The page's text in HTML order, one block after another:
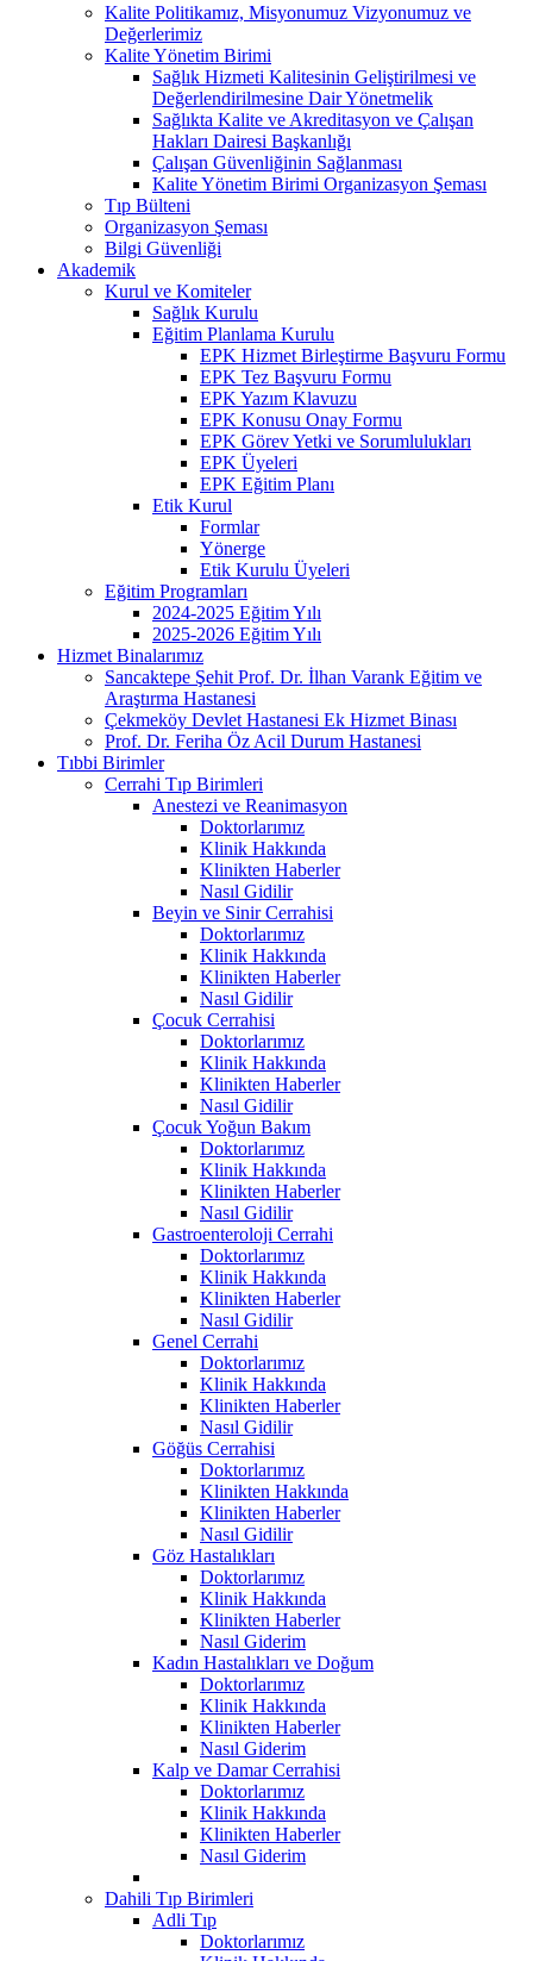
Kalite Politikamız, Misyonumuz Vizyonumuz ve
Değerlerimiz
Kalite Yönetim Birimi
Sağlık Hizmeti Kalitesinin Geliştirilmesi ve
Değerlendirilmesine Dair Yönetmelik
Sağlıkta Kalite ve Akreditasyon ve Çalışan
Hakları Dairesi Başkanlığı
Çalışan Güvenliğinin Sağlanması
Kalite Yönetim Birimi Organizasyon Şeması
Tıp Bülteni
Organizasyon Şeması
Bilgi Güvenliği
Akademik
Kurul ve Komiteler
Sağlık Kurulu
Eğitim Planlama Kurulu
EPK Hizmet Birleştirme Başvuru Formu
EPK Tez Başvuru Formu
EPK Yazım Klavuzu
EPK Konusu Onay Formu
EPK Görev Yetki ve Sorumlulukları
EPK Üyeleri
EPK Eğitim Planı
Etik Kurul
Formlar
Yönerge
Etik Kurulu Üyeleri
Eğitim Programları
2024-2025 Eğitim Yılı
2025-2026 Eğitim Yılı
Hizmet Binalarımız
Sancaktepe Şehit Prof. Dr. İlhan Varank Eğitim ve
Araştırma Hastanesi
Çekmeköy Devlet Hastanesi Ek Hizmet Binası
Prof. Dr. Feriha Öz Acil Durum Hastanesi
Tıbbi Birimler
Cerrahi Tıp Birimleri
Anestezi ve Reanimasyon
Doktorlarımız
Klinik Hakkında
Klinikten Haberler
Nasıl Gidilir
Beyin ve Sinir Cerrahisi
Doktorlarımız
Klinik Hakkında
Klinikten Haberler
Nasıl Gidilir
Çocuk Cerrahisi
Doktorlarımız
Klinik Hakkında
Klinikten Haberler
Nasıl Gidilir
Çocuk Yoğun Bakım
Doktorlarımız
Klinik Hakkında
Klinikten Haberler
Nasıl Gidilir
Gastroenteroloji Cerrahi
Doktorlarımız
Klinik Hakkında
Klinikten Haberler
Nasıl Gidilir
Genel Cerrahi
Doktorlarımız
Klinik Hakkında
Klinikten Haberler
Nasıl Gidilir
Göğüs Cerrahisi
Doktorlarımız
Klinikten Hakkında
Klinikten Haberler
Nasıl Gidilir
Göz Hastalıkları
Doktorlarımız
Klinik Hakkında
Klinikten Haberler
Nasıl Giderim
Kadın Hastalıkları ve Doğum
Doktorlarımız
Klinik Hakkında
Klinikten Haberler
Nasıl Giderim
Kalp ve Damar Cerrahisi
Doktorlarımız
Klinik Hakkında
Klinikten Haberler
Nasıl Giderim
Dahili Tıp Birimleri
Adli Tıp
Doktorlarımız